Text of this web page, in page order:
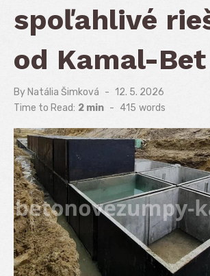
spoľahlivé
od Kamal-Bet
By Natália Šimková
Posted
on
12. 5. 2026
Time to Read: 2 min - 415 words